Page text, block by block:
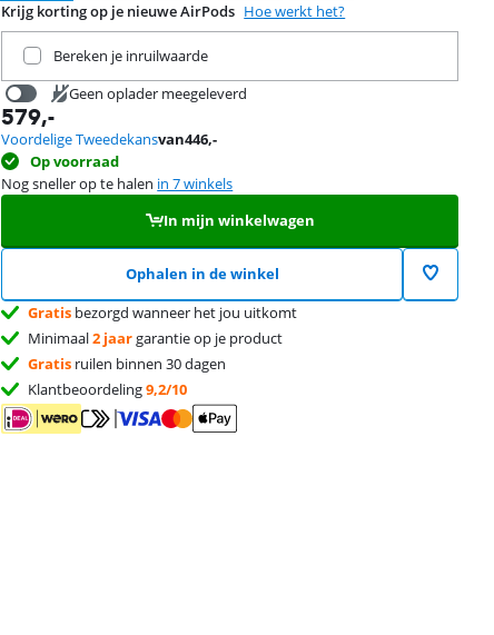
Krijg korting op je nieuwe AirPods Hoe werkt het?
Bereken je inruilwaarde
Geen oplader meegeleverd
579,-
Voordelige Tweedekansvan446,-
Op voorraad
Nog sneller op te halen in 7 winkels
In mijn winkelwagen
Ophalen in de winkel
Gratis bezorgd wanneer het jou uitkomt
Minimaal2 jaargarantie op je product
Gratis ruilen binnen 30 dagen
Klantbeoordeling9,2/10